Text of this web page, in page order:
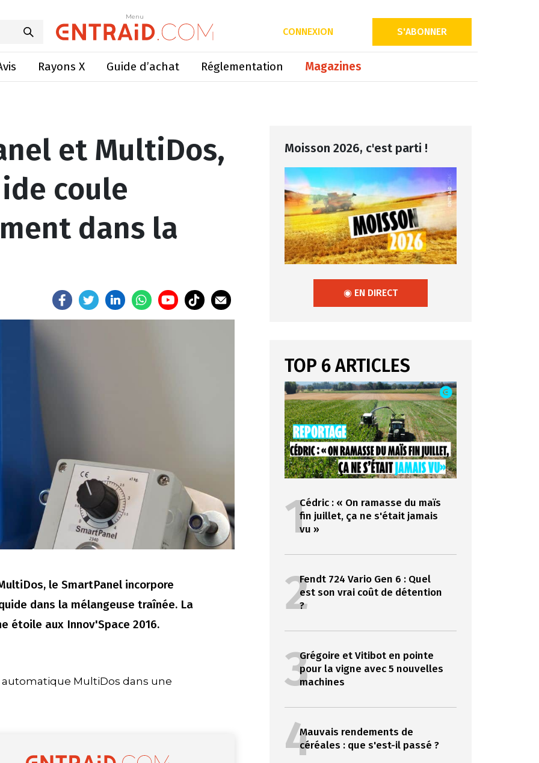
Menu
CONNEXION S'ABONNER
Rayons X Guide d’achat Réglementation Magazines
Menu
liquide coule automatiquement dans la ration
et MultiDos,
coule
dans la
le SmartPanel incorpore
dans la mélangeuse traînée. La
étoile aux Innov'Space 2016.
MultiDos dans une
Moisson 2026, c'est parti !
◉ EN DIRECT
TOP 6 ARTICLES
1Cédric : « On ramasse du maïs
fin juillet, ça ne s'était jamais
vu »
2Fendt 724 Vario Gen 6 : Quel
est son vrai coût de détention
?
3Grégoire et Vitibot en pointe
pour la vigne avec 5 nouvelles
machines
4Mauvais rendements de
céréales : que s'est-il passé ?